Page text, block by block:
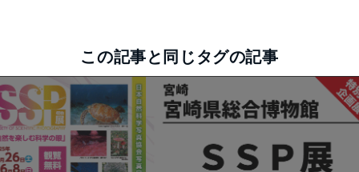
この記事と同じタグの記事